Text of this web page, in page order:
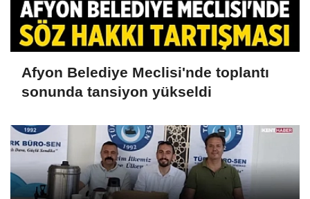
Afyon Belediye Meclisi'nde toplantı
sonunda tansiyon yükseldi